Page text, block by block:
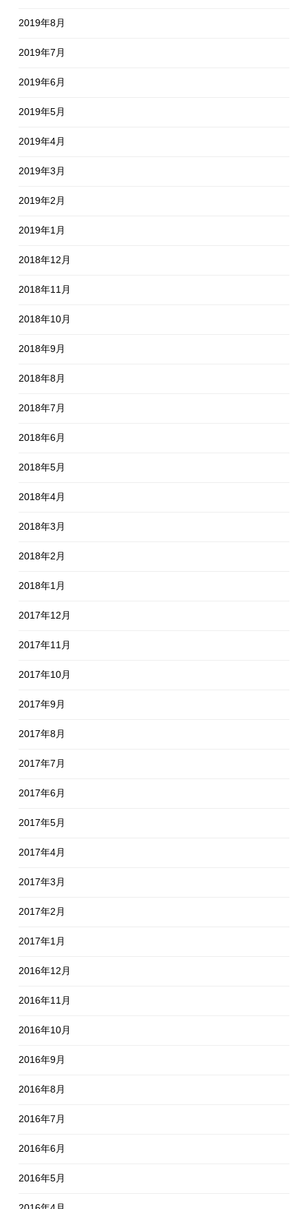
2019年8月
2019年7月
2019年6月
2019年5月
2019年4月
2019年3月
2019年2月
2019年1月
2018年12月
2018年11月
2018年10月
2018年9月
2018年8月
2018年7月
2018年6月
2018年5月
2018年4月
2018年3月
2018年2月
2018年1月
2017年12月
2017年11月
2017年10月
2017年9月
2017年8月
2017年7月
2017年6月
2017年5月
2017年4月
2017年3月
2017年2月
2017年1月
2016年12月
2016年11月
2016年10月
2016年9月
2016年8月
2016年7月
2016年6月
2016年5月